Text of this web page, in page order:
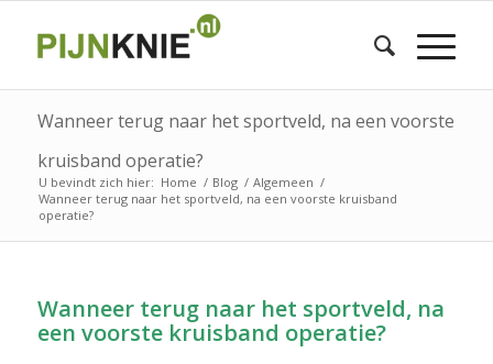
Wanneer terug naar het sportveld, na een voorste
kruisband operatie?
U bevindt zich hier: Home / Blog / Algemeen /
Wanneer terug naar het sportveld, na een voorste kruisband
operatie?
Wanneer terug naar het sportveld, na
een voorste kruisband operatie?